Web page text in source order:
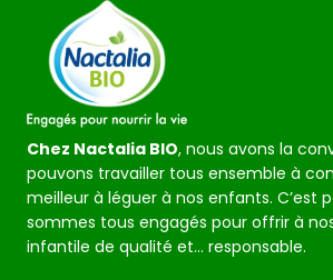
Chez Nactalia BIO, nous avons la
pouvons travailler tous ensemble à
meilleur à léguer à nos enfants. C’est
sommes tous engagés pour offrir à
infantile de qualité et… responsable.